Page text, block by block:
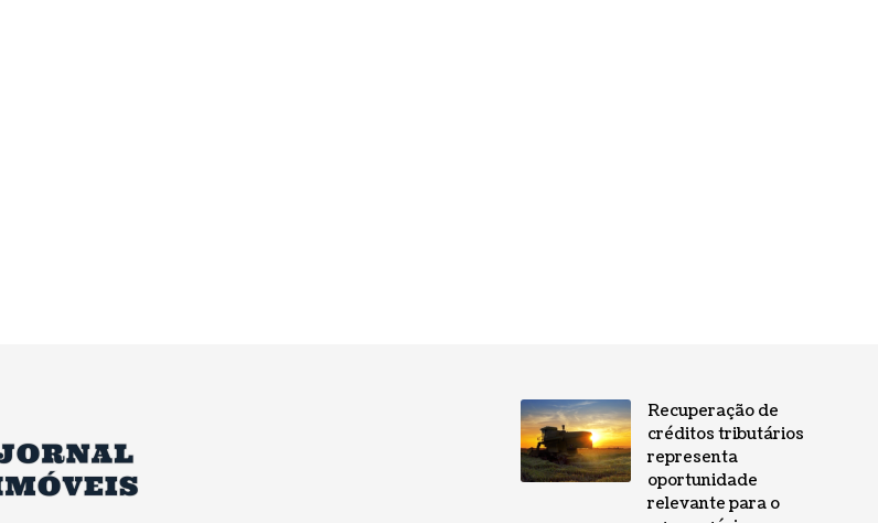
Recuperação de
créditos tributários
representa
oportunidade
relevante para o